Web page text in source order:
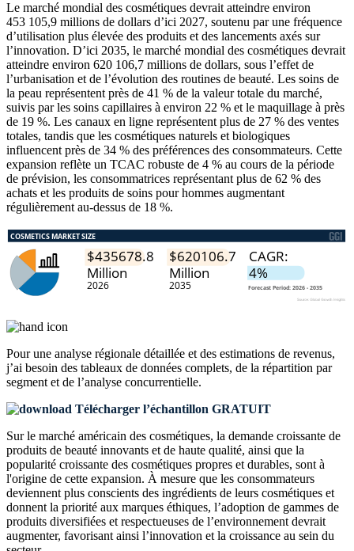
Le marché mondial des cosmétiques devrait atteindre environ
453 105,9 millions de dollars d’ici 2027, soutenu par une fréquence
d’utilisation plus élevée des produits et des lancements axés sur
l’innovation. D’ici 2035, le marché mondial des cosmétiques devrait
atteindre environ 620 106,7 millions de dollars, sous l’effet de
l’urbanisation et de l’évolution des routines de beauté. Les soins de
la peau représentent près de 41 % de la valeur totale du marché,
suivis par les soins capillaires à environ 22 % et le maquillage à près
de 19 %. Les canaux en ligne représentent plus de 27 % des ventes
totales, tandis que les cosmétiques naturels et biologiques
influencent près de 34 % des préférences des consommateurs. Cette
expansion reflète un TCAC robuste de 4 % au cours de la période
de prévision, les consommatrices représentant plus de 62 % des
achats et les produits de soins pour hommes augmentant
régulièrement au-dessus de 18 %.
Pour une analyse régionale détaillée et des estimations de revenus,
j’ai besoin des tableaux de données complets, de la répartition par
segment et de l’analyse concurrentielle.
Télécharger l’échantillon GRATUIT
Sur le marché américain des cosmétiques, la demande croissante de
produits de beauté innovants et de haute qualité, ainsi que la
popularité croissante des cosmétiques propres et durables, sont à
l'origine de cette expansion. À mesure que les consommateurs
deviennent plus conscients des ingrédients de leurs cosmétiques et
donnent la priorité aux marques éthiques, l’adoption de gammes de
produits diversifiées et respectueuses de l’environnement devrait
augmenter, favorisant ainsi l’innovation et la croissance au sein du